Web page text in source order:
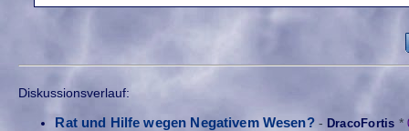
Diskussionsverlauf:
Rat und Hilfe wegen Negativem Wesen?- DracoFortis *